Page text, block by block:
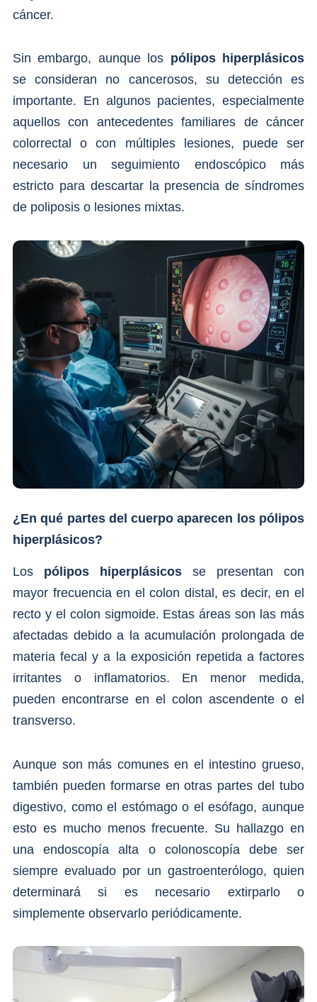
cáncer.
Sin embargo, aunque los pólipos hiperplásicos
se consideran no cancerosos, su detección es
importante. En algunos pacientes, especialmente
aquellos con antecedentes familiares de cáncer
colorrectal o con múltiples lesiones, puede ser
necesario un seguimiento endoscópico más
estricto para descartar la presencia de síndromes
de poliposis o lesiones mixtas.
¿En qué partes del cuerpo aparecen los pólipos
hiperplásicos?
Los pólipos hiperplásicos se presentan con
mayor frecuencia en el colon distal, es decir, en el
recto y el colon sigmoide. Estas áreas son las más
afectadas debido a la acumulación prolongada de
materia fecal y a la exposición repetida a factores
irritantes o inflamatorios. En menor medida,
pueden encontrarse en el colon ascendente o el
transverso.
Aunque son más comunes en el intestino grueso,
también pueden formarse en otras partes del tubo
digestivo, como el estómago o el esófago, aunque
esto es mucho menos frecuente. Su hallazgo en
una endoscopía alta o colonoscopía debe ser
siempre evaluado por un gastroenterólogo, quien
determinará si es necesario extirparlo o
simplemente observarlo periódicamente.